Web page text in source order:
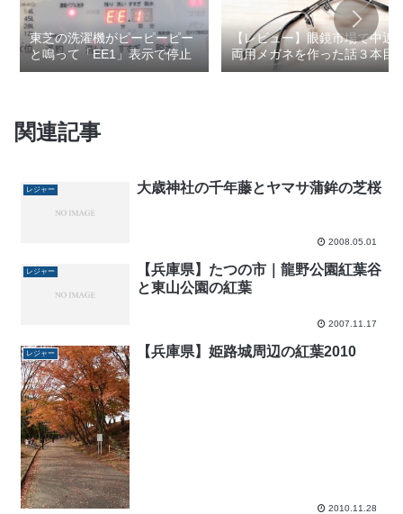
東芝の洗濯機がピーピーピー
と鳴って「EE1」表示で停止
【レビュー】眼鏡市場で中近
両用メガネを作った話３本目
関連記事
レジャー 大歳神社の千年藤とヤマサ蒲鉾の芝桜
2008.05.01
レジャー
【兵庫県】たつの市｜龍野公園紅葉谷
と東山公園の紅葉
2007.11.17
レジャー 【兵庫県】姫路城周辺の紅葉2010
2010.11.28